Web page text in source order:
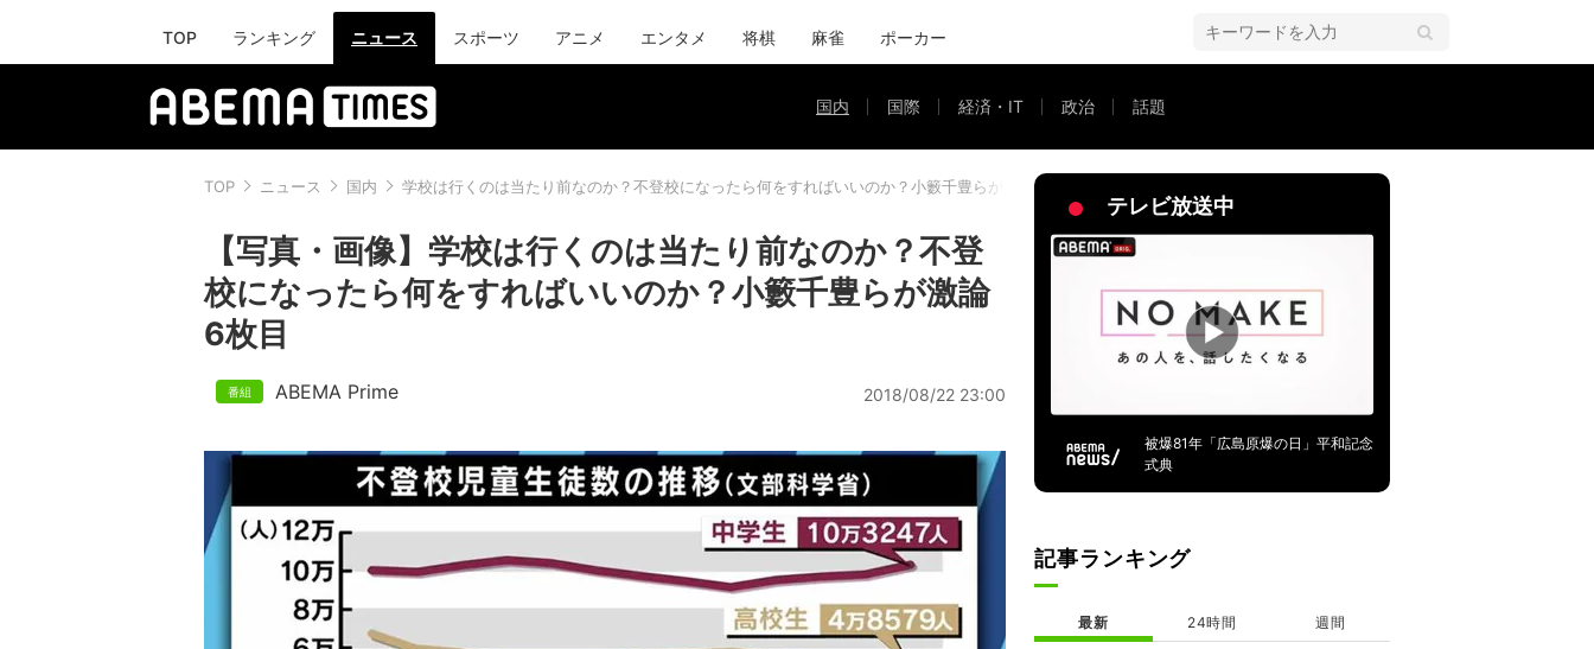
TOP ランキング ニュース スポーツ アニメ エンタメ 将棋 麻雀 ポーカー
国内 国際 経済・IT 政治 話題
TOP ニュース 国内 学校は行くのは当たり前なのか？不登校になったら何をすればいいのか？小籔千豊らが激論
【写真・画像】学校は行くのは当たり前なのか？不登
校になったら何をすればいいのか？小籔千豊らが激論
6枚目
ABEMA Prime 2018/08/22 23:00
テレビ放送中
被爆81年「広島原爆の日」平和記念
式典
記事ランキング
最新 24時間 週間